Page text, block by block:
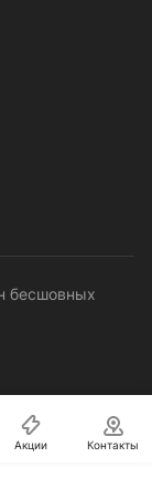
бесшовных
Акции Контакты